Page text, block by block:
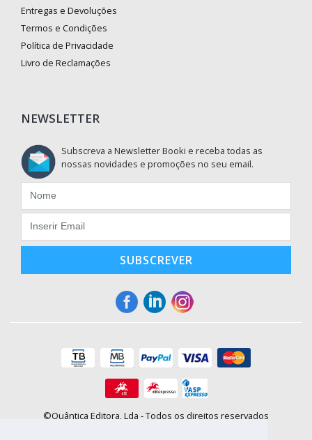
Entregas e Devoluções
Termos e Condições
Política de Privacidade
Livro de Reclamações
NEWSLETTER
Subscreva a Newsletter Booki e receba todas as
nossas novidades e promoções no seu email.
SUBSCREVER
©Quântica Editora, Lda - Todos os direitos reservados